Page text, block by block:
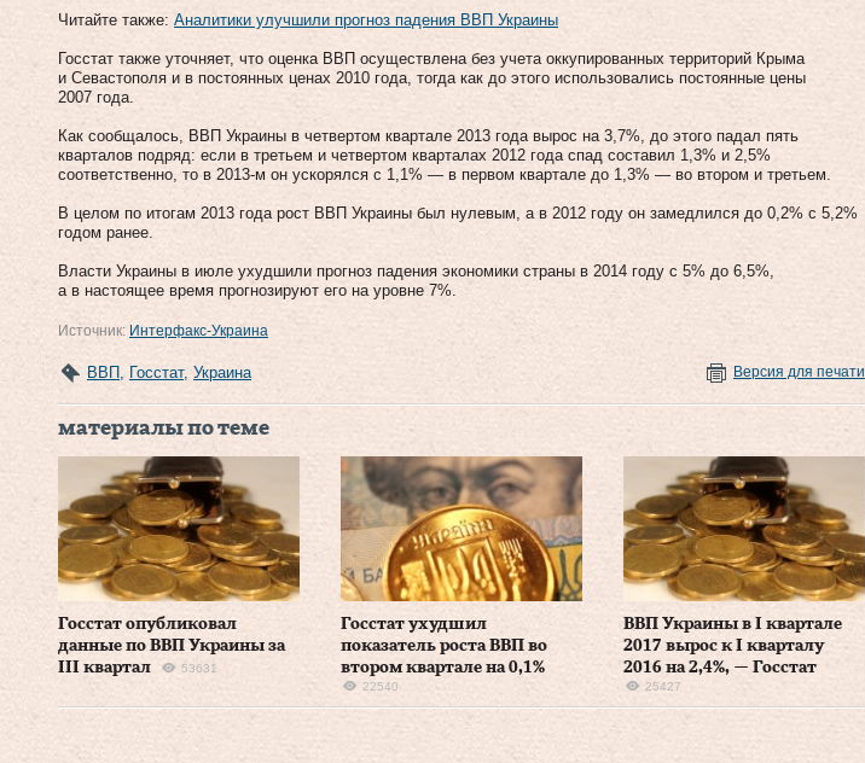
Читайте также: Аналитики улучшили прогноз падения ВВП Украины
Госстат также уточняет, что оценка ВВП осуществлена без учета оккупированных территорий Крыма
и Севастополя и в постоянных ценах 2010 года, тогда как до этого использовались постоянные цены
2007 года.
Как сообщалось, ВВП Украины в четвертом квартале 2013 года вырос на 3,7%, до этого падал пять
кварталов подряд: если в третьем и четвертом кварталах 2012 года спад составил 1,3% и 2,5%
соответственно, то в 2013-м он ускорялся с 1,1% — в первом квартале до 1,3% — во втором и третьем.
В целом по итогам 2013 года рост ВВП Украины был нулевым, а в 2012 году он замедлился до 0,2% с 5,2%
годом ранее.
Власти Украины в июле ухудшили прогноз падения экономики страны в 2014 году с 5% до 6,5%,
а в настоящее время прогнозируют его на уровне 7%.
Источник: Интерфакс-Украина
ВВП , Госстат, Украина Версия для печати
материалы по теме
Госстат опубликовал
данные по ВВП Украины за
III квартал
53631
Госстат ухудшил
показатель роста ВВП во
втором квартале на 0,1%
22540
ВВП Украины в I квартале
2017 вырос к I кварталу
2016 на 2,4%, — Госстат
25427